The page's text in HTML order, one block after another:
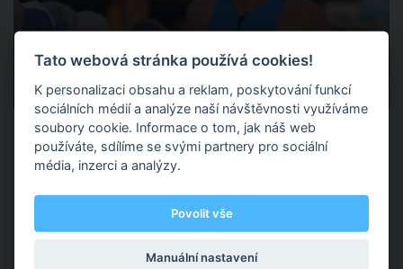
0 hodnocení
Jaroslav Hýzl
Kdo nemůže, ten se přemůže. Trénuj hlavou, vyhrávej srdcem
Tato webová stránka používá cookies!
K personalizaci obsahu a reklam, poskytování funkcí
sociálních médií a analýze naší návštěvnosti využíváme
soubory cookie. Informace o tom, jak náš web
používáte, sdílíme se svými partnery pro sociální
média, inzerci a analýzy.
Povolit vše
Manuální nastavení